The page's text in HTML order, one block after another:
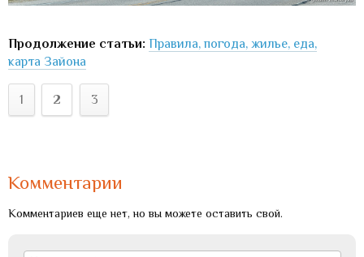
Продолжение статьи: Правила, погода, жилье, еда,
карта Зайона
1 2 3
Комментарии
Комментариев еще нет, но вы можете оставить свой.